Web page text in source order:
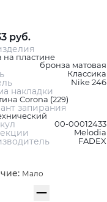
руб.
на пластине
бронза матовая
Классика
Nike 246
накладки
Corona (229)
запирания
00-00012433
Melodia
FADEX
Мало